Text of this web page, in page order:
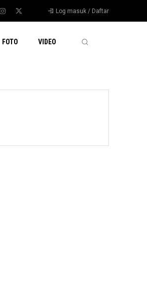
Log masuk / Daftar
FOTO VIDEO